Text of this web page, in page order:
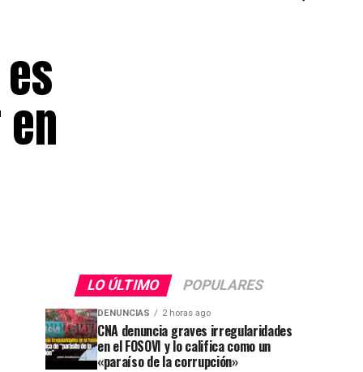
LO ÚLTIMO POPULARES
DENUNCIAS 2 horas ago
CNA denuncia graves irregularidades
en el FOSOVI y lo califica como un
«paraíso de la corrupción»